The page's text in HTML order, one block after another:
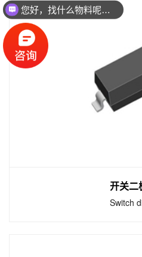
Schottky
肖特基势垒二极管
Diode，简称肖特基二极
功耗、大电流、超
开关二
Switch